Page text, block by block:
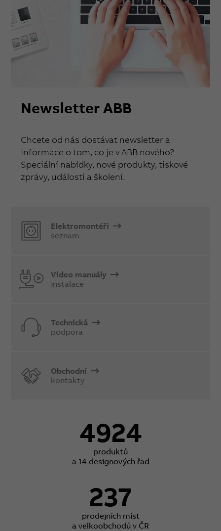
Newsletter ABB
Chcete od nás dostávat newsletter a
informace o tom, co je v ABB nového?
Speciální nabídky, nové produkty, tiskové
zprávy, události a školení.
Elektromontéři
seznam
Video manuály
instalace
Technická
podpora
Obchodní
kontakty
4924
produktů
a 14 designových řad
237
prodejních míst
a velkoobchodů v ČR